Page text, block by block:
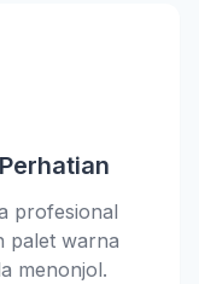
profesional
palet warna
menonjol.